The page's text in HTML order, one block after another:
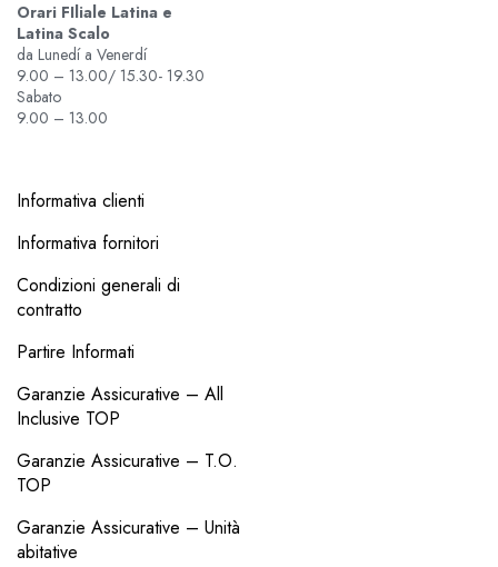
Orari FIliale Latina e
Latina Scalo
da Lunedí a Venerdí
9.00 – 13.00/ 15.30- 19.30
Sabato
9.00 – 13.00
Informativa clienti
Informativa fornitori
Condizioni generali di
contratto
Partire Informati
Garanzie Assicurative – All
Inclusive TOP
Garanzie Assicurative – T.O.
TOP
Garanzie Assicurative – Unità
abitative